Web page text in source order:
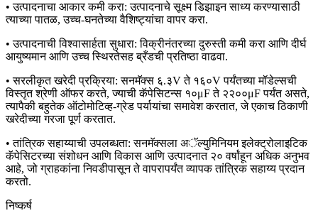
• उत्पादनाचा आकार कमी करा: उत्पादनाचे सूक्ष्म डिझाइन साध्य करण्यासाठी
त्याच्या पातळ, उच्च-घनतेच्या वैशिष्ट्यांचा वापर करा.
• उत्पादनाची विश्वासार्हता सुधारा: विक्रीनंतरच्या दुरुस्ती कमी करा आणि दीर्घ
आयुष्यमान आणि उच्च स्थिरतेसह ब्रँडची प्रतिष्ठा वाढवा.
• सरलीकृत खरेदी प्रक्रिया: सनमॅक्स ६.३V ते १६०V पर्यंतच्या मॉडेल्सची
विस्तृत श्रेणी ऑफर करते, ज्याची कॅपेसिटन्स १०μF ते २२००μF पर्यंत असते,
त्यापैकी बहुतेक ऑटोमोटिव्ह-ग्रेड पर्यायांचा समावेश करतात, जे एकाच ठिकाणी
खरेदीच्या गरजा पूर्ण करतात.
• तांत्रिक सहाय्याची उपलब्धता: सनमॅक्सला अॅल्युमिनियम इलेक्ट्रोलाइटिक
कॅपेसिटरच्या संशोधन आणि विकास आणि उत्पादनात २० वर्षांहून अधिक अनुभव
आहे, जो ग्राहकांना निवडीपासून ते वापरापर्यंत व्यापक तांत्रिक सहाय्य प्रदान
करतो.
निष्कर्ष